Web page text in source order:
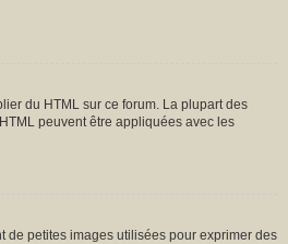
du HTML sur ce forum. La plupart des
peuvent être appliquées avec les
de petites images utilisées pour exprimer des